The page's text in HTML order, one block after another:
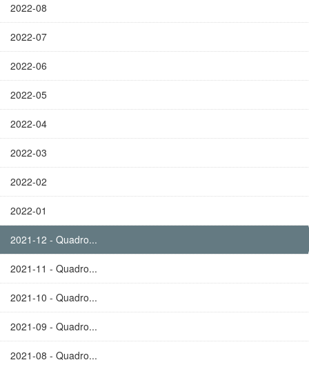
2022-08
2022-07
2022-06
2022-05
2022-04
2022-03
2022-02
2022-01
2021-12 - Quadro...
2021-11 - Quadro...
2021-10 - Quadro...
2021-09 - Quadro...
2021-08 - Quadro...